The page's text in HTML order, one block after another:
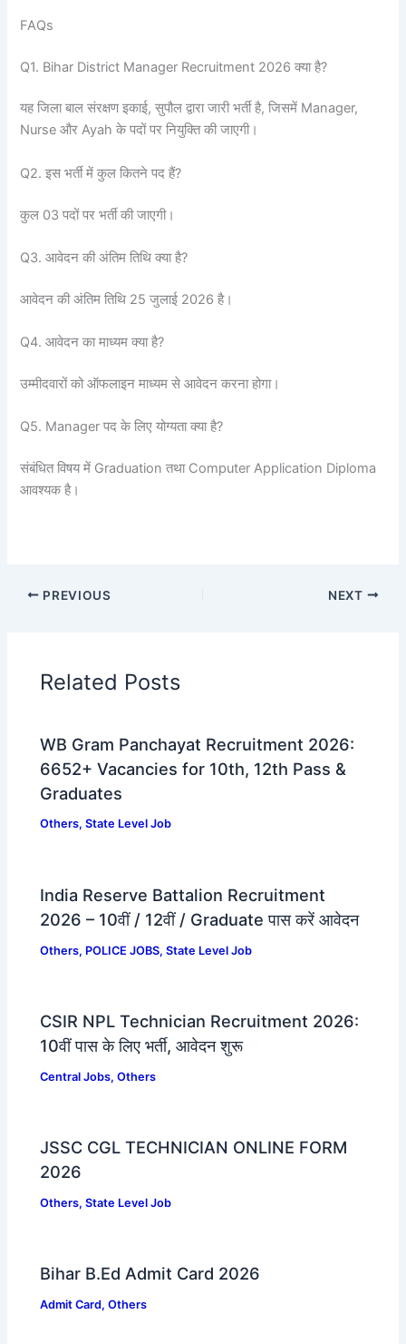
FAQs
Q1. Bihar District Manager Recruitment 2026 क्या है?
यह जिला बाल संरक्षण इकाई, सुपौल द्वारा जारी भर्ती है, जिसमें Manager,
Nurse और Ayah के पदों पर नियुक्ति की जाएगी।
Q2. इस भर्ती में कुल कितने पद हैं?
कुल 03 पदों पर भर्ती की जाएगी।
Q3. आवेदन की अंतिम तिथि क्या है?
आवेदन की अंतिम तिथि 25 जुलाई 2026 है।
Q4. आवेदन का माध्यम क्या है?
उम्मीदवारों को ऑफलाइन माध्यम से आवेदन करना होगा।
Q5. Manager पद के लिए योग्यता क्या है?
संबंधित विषय में Graduation तथा Computer Application Diploma
आवश्यक है।
PREVIOUS NEXT
Related Posts
WB Gram Panchayat Recruitment 2026:
6652+ Vacancies for 10th, 12th Pass &
Graduates
Others,State Level Job
India Reserve Battalion Recruitment
2026 – 10वीं / 12वीं / Graduate पास करें आवेदन
Others, POLICE JOBS,State Level Job
CSIR NPL Technician Recruitment 2026:
10वीं पास के लिए भर्ती, आवेदन शुरू
Central Jobs,Others
JSSC CGL TECHNICIAN ONLINE FORM
2026
Others,State Level Job
Bihar B.Ed Admit Card 2026
Admit Card,Others